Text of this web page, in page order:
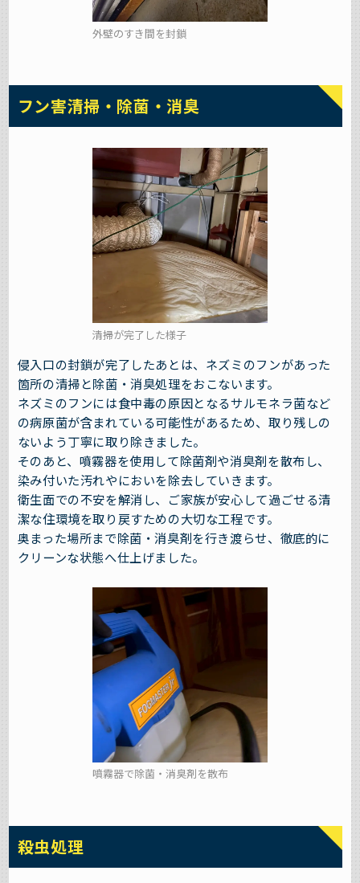
外壁のすき間を封鎖
フン害清掃・除菌・消臭
清掃が完了した様子
侵入口の封鎖が完了したあとは、ネズミのフンがあった
箇所の清掃と除菌・消臭処理をおこないます。
ネズミのフンには食中毒の原因となるサルモネラ菌など
の病原菌が含まれている可能性があるため、取り残しの
ないよう丁寧に取り除きました。
そのあと、噴霧器を使用して除菌剤や消臭剤を散布し、
染み付いた汚れやにおいを除去していきます。
衛生面での不安を解消し、ご家族が安心して過ごせる清
潔な住環境を取り戻すための大切な工程です。
奥まった場所まで除菌・消臭剤を行き渡らせ、徹底的に
クリーンな状態へ仕上げました。
噴霧器で除菌・消臭剤を散布
殺虫処理